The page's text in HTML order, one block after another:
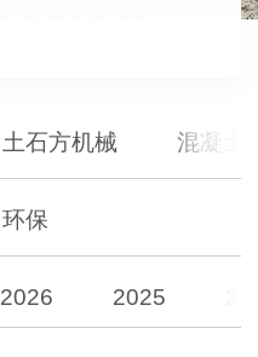
土石方机械 混凝土
环保
2026 2025